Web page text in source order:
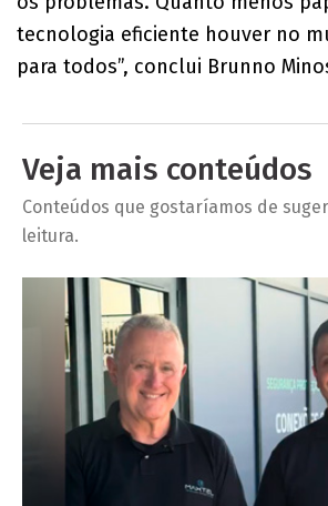
tecnologia eficiente houver no
para todos”, conclui Brunno
Veja mais conteúdos
Conteúdos que gostaríamos de
leitura.